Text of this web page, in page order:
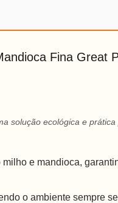
Fina Great
solução ecológica e prática
e mandioca,
o ambiente sempre